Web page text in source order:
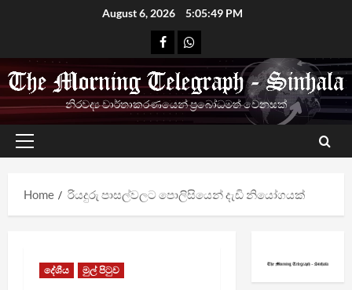
August 6, 2026 5:05:49 PM
FacebookWhatsapp
නිරවද්‍ය වාර්තාකරණයෙන් ප්‍රබෝධමත් වෙනසක්
Primary
Home
රියදුරු පාසල්වලට පොලිසියෙන් දැඩි නියෝගයක්
දේශීය මුල් පිටුව